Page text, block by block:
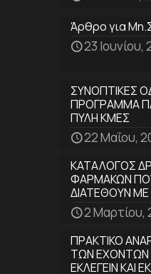
Άρθρο για
23 Ιουνίου,
ΣΥΝΟΠΤΙΚΕΣ
ΠΡΟΓΡΑΜΜΑ
ΠΥΛΗ ΚΜΕΣ
22 Μαΐου,
ΚΑΤΑΛΟΓΟΣ
ΦΑΡΜΑΚΩΝ
ΔΙΑΤΕΘΟΥΝ ΜΕ
2 Μαρτίου,
ΠΡΑΚΤΙΚΟ
ΤΩΝ ΕΧΟΝΤΩΝ
ΕΚΛΕΓΕΙΝ ΚΑΙ